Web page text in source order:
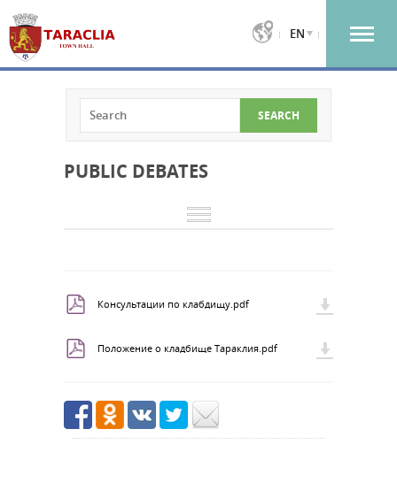
EN
PUBLIC DEBATES
Консультации по клабдищу.pdf
Положение о кладбище Тараклия.pdf